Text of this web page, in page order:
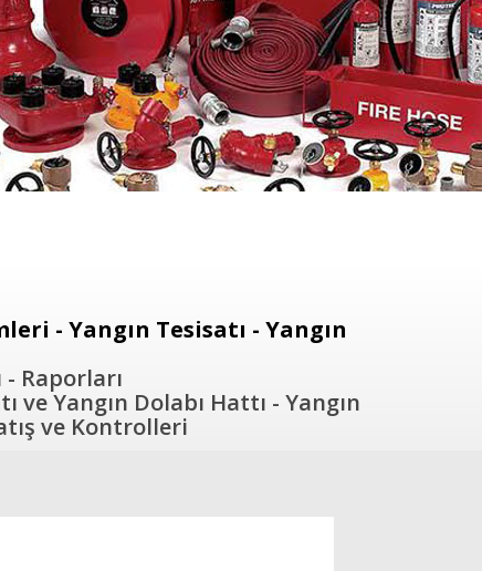
- Yangın Tesisatı - Yangın
Raporları
Yangın Dolabı Hattı - Yangın
ve Kontrolleri